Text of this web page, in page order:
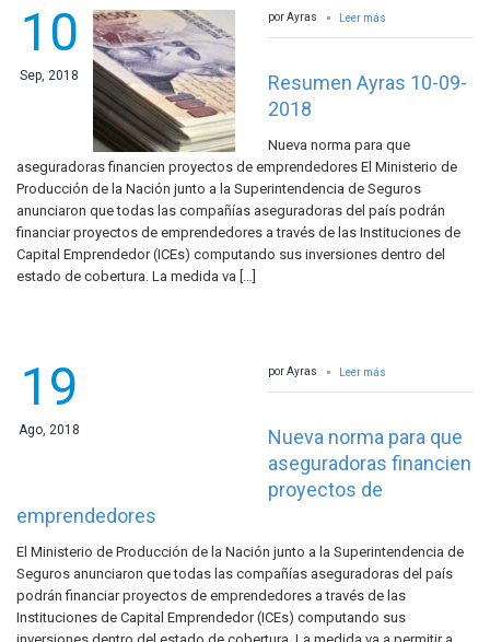
10
Sep, 2018
por Ayras Leer más
Resumen Ayras 10-09-
2018
Nueva norma para que
aseguradoras financien proyectos de emprendedores El Ministerio de
Producción de la Nación junto a la Superintendencia de Seguros
anunciaron que todas las compañías aseguradoras del país podrán
financiar proyectos de emprendedores a través de las Instituciones de
Capital Emprendedor (ICEs) computando sus inversiones dentro del
estado de cobertura. La medida va […]
19
Ago, 2018
por Ayras Leer más
Nueva norma para que
aseguradoras financien
proyectos de
emprendedores
El Ministerio de Producción de la Nación junto a la Superintendencia de
Seguros anunciaron que todas las compañías aseguradoras del país
podrán financiar proyectos de emprendedores a través de las
Instituciones de Capital Emprendedor (ICEs) computando sus